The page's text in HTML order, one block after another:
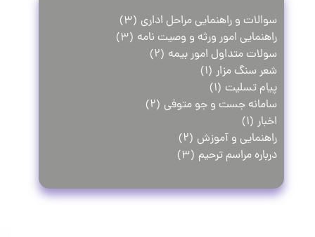
سوالات و راهنمایی مراحل اداری (۳)
راهنمایی امور ورثه و وصیت نامه (۳)
سولات متداول امور بیمه (۲)
شعر سنگ مزار (۱)
پیام تسلیت (۱)
سامانه جست و جو متوفی (۲)
اخبار (۱)
راهنمایی و آموزش (۲)
درباره مراسم ترحیم (۳)